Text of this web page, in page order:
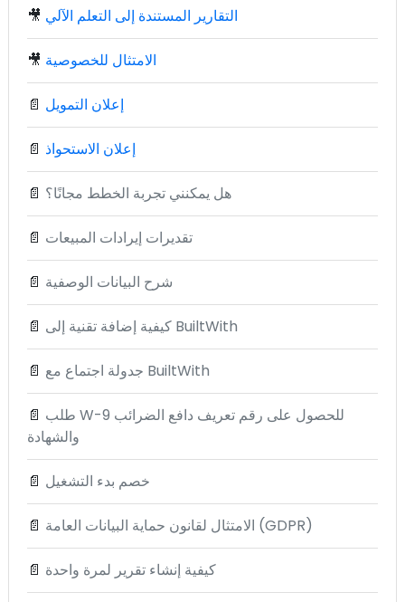
🎥 التقارير المستندة إلى التعلم الآلي
🎥 الامتثال للخصوصية
📄 إعلان التمويل
📄 إعلان الاستحواذ
📄 هل يمكنني تجربة الخطط مجانًا؟
📄 تقديرات إيرادات المبيعات
📄 شرح البيانات الوصفية
📄 كيفية إضافة تقنية إلى BuiltWith
📄 جدولة اجتماع مع BuiltWith
📄 طلب W-9 للحصول على رقم تعريف دافع الضرائب
والشهادة
📄 خصم بدء التشغيل
📄 الامتثال لقانون حماية البيانات العامة (GDPR)
📄 كيفية إنشاء تقرير لمرة واحدة